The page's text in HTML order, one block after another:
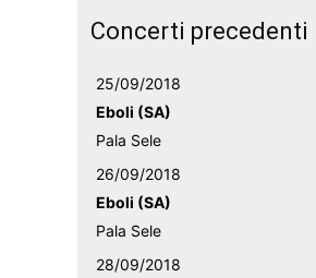
Concerti precedenti
25/09/2018
Eboli (SA)
Pala Sele
26/09/2018
Eboli (SA)
Pala Sele
28/09/2018